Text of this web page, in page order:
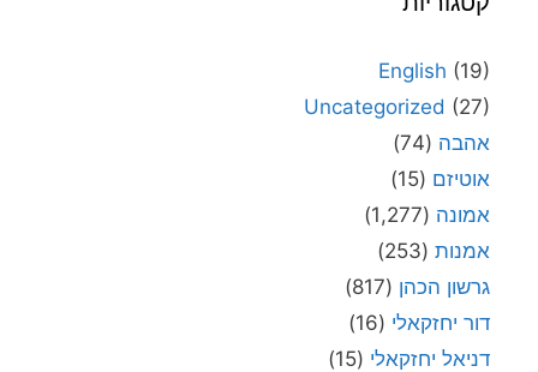
English (19)
Uncategorized (27)
אהבה (74)
אוטיזם (15)
אמונה (1,277)
אמנות (253)
גרשון הכהן (817)
דור יחזקאלי (16)
דניאל יחזקאלי (15)